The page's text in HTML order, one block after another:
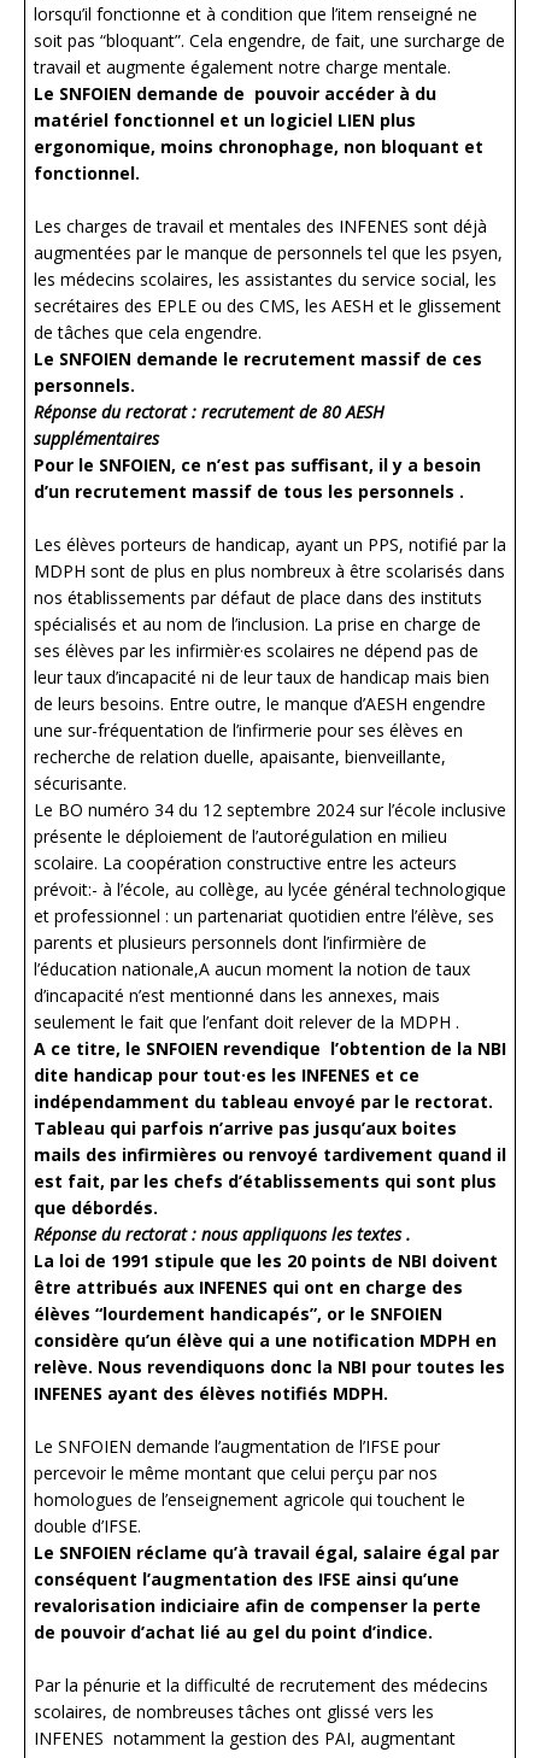
lorsqu’il fonctionne et à condition que l’item renseigné ne
soit pas “bloquant”. Cela engendre, de fait, une surcharge de
travail et augmente également notre charge mentale.
Le SNFOIEN demande de pouvoir accéder à du
matériel fonctionnel et un logiciel LIEN plus
ergonomique, moins chronophage, non bloquant et
fonctionnel.
Les charges de travail et mentales des INFENES sont déjà
augmentées par le manque de personnels tel que les psyen,
les médecins scolaires, les assistantes du service social, les
secrétaires des EPLE ou des CMS, les AESH et le glissement
de tâches que cela engendre.
Le SNFOIEN demande le recrutement massif de ces
personnels.
Réponse du rectorat : recrutement de 80 AESH
supplémentaires
Pour le SNFOIEN, ce n’est pas suffisant, il y a besoin
d’un recrutement massif de tous les personnels .
Les élèves porteurs de handicap, ayant un PPS, notifié par la
MDPH sont de plus en plus nombreux à être scolarisés dans
nos établissements par défaut de place dans des instituts
spécialisés et au nom de l’inclusion. La prise en charge de
ses élèves par les infirmièr·es scolaires ne dépend pas de
leur taux d’incapacité ni de leur taux de handicap mais bien
de leurs besoins. Entre outre, le manque d’AESH engendre
une sur-fréquentation de l’infirmerie pour ses élèves en
recherche de relation duelle, apaisante, bienveillante,
sécurisante.
Le BO numéro 34 du 12 septembre 2024 sur l’école inclusive
présente le déploiement de l’autorégulation en milieu
scolaire. La coopération constructive entre les acteurs
prévoit:- à l’école, au collège, au lycée général technologique
et professionnel : un partenariat quotidien entre l’élève, ses
parents et plusieurs personnels dont l’infirmière de
l’éducation nationale,A aucun moment la notion de taux
d’incapacité n’est mentionné dans les annexes, mais
seulement le fait que l’enfant doit relever de la MDPH .
A ce titre, le SNFOIEN revendique l’obtention de la NBI
dite handicap pour tout·es les INFENES et ce
indépendamment du tableau envoyé par le rectorat.
Tableau qui parfois n’arrive pas jusqu’aux boites
mails des infirmières ou renvoyé tardivement quand il
est fait, par les chefs d’établissements qui sont plus
que débordés.
Réponse du rectorat : nous appliquons les textes .
La loi de 1991 stipule que les 20 points de NBI doivent
être attribués aux INFENES qui ont en charge des
élèves “lourdement handicapés”, or le SNFOIEN
considère qu’un élève qui a une notification MDPH en
relève. Nous revendiquons donc la NBI pour toutes les
INFENES ayant des élèves notifiés MDPH.
Le SNFOIEN demande l’augmentation de l’IFSE pour
percevoir le même montant que celui perçu par nos
homologues de l’enseignement agricole qui touchent le
double d’IFSE.
Le SNFOIEN réclame qu’à travail égal, salaire égal par
conséquent l’augmentation des IFSE ainsi qu’une
revalorisation indiciaire afin de compenser la perte
de pouvoir d’achat lié au gel du point d’indice.
Par la pénurie et la difficulté de recrutement des médecins
scolaires, de nombreuses tâches ont glissé vers les
INFENES notamment la gestion des PAI, augmentant